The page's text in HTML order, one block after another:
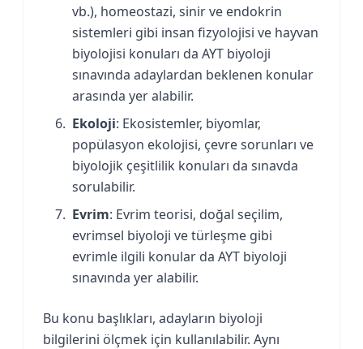
vb.), homeostazi, sinir ve endokrin
sistemleri gibi insan fizyolojisi ve hayvan
biyolojisi konuları da AYT biyoloji
sınavında adaylardan beklenen konular
arasında yer alabilir.
Ekoloji: Ekosistemler, biyomlar,
popülasyon ekolojisi, çevre sorunları ve
biyolojik çeşitlilik konuları da sınavda
sorulabilir.
Evrim: Evrim teorisi, doğal seçilim,
evrimsel biyoloji ve türleşme gibi
evrimle ilgili konular da AYT biyoloji
sınavında yer alabilir.
Bu konu başlıkları, adayların biyoloji
bilgilerini ölçmek için kullanılabilir. Aynı